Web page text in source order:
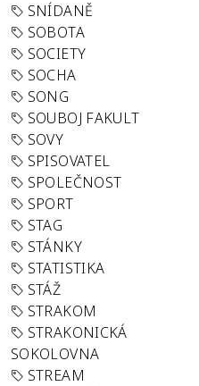
SNÍDANĚ
SOBOTA
SOCIETY
SOCHA
SONG
SOUBOJ FAKULT
SOVY
SPISOVATEL
SPOLEČNOST
SPORT
STAG
STÁNKY
STATISTIKA
STÁŽ
STRAKOM
STRAKONICKÁ
SOKOLOVNA
STREAM